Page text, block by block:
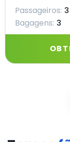
Passageiros: 3
Bagagens: 3